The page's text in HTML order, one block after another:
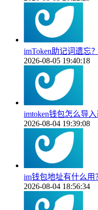
imToken助记词遗忘
2026-08-05 19:40:18
imtoken钱包怎么导
2026-08-04 19:39:08
im钱包地址有什么
2026-08-04 18:56:34